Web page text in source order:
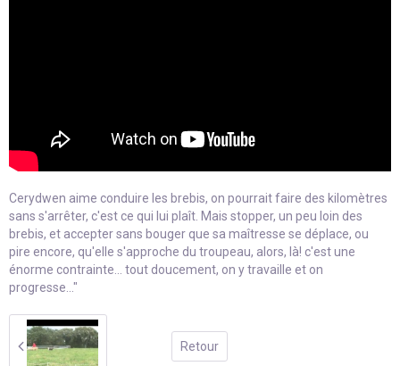
Cerydwen aime conduire les brebis, on pourrait faire des kilomètres
sans s'arrêter, c'est ce qui lui plaît. Mais stopper, un peu loin des
brebis, et accepter sans bouger que sa maîtresse se déplace, ou
pire encore, qu'elle s'approche du troupeau, alors, là! c'est une
énorme contrainte... tout doucement, on y travaille et on
progresse..."
Retour